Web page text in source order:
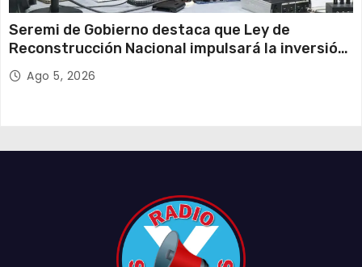
Seremi de Gobierno destaca que Ley de
Reconstrucción Nacional impulsará la inversión
y el empleo en Tarapacá
Ago 5, 2026